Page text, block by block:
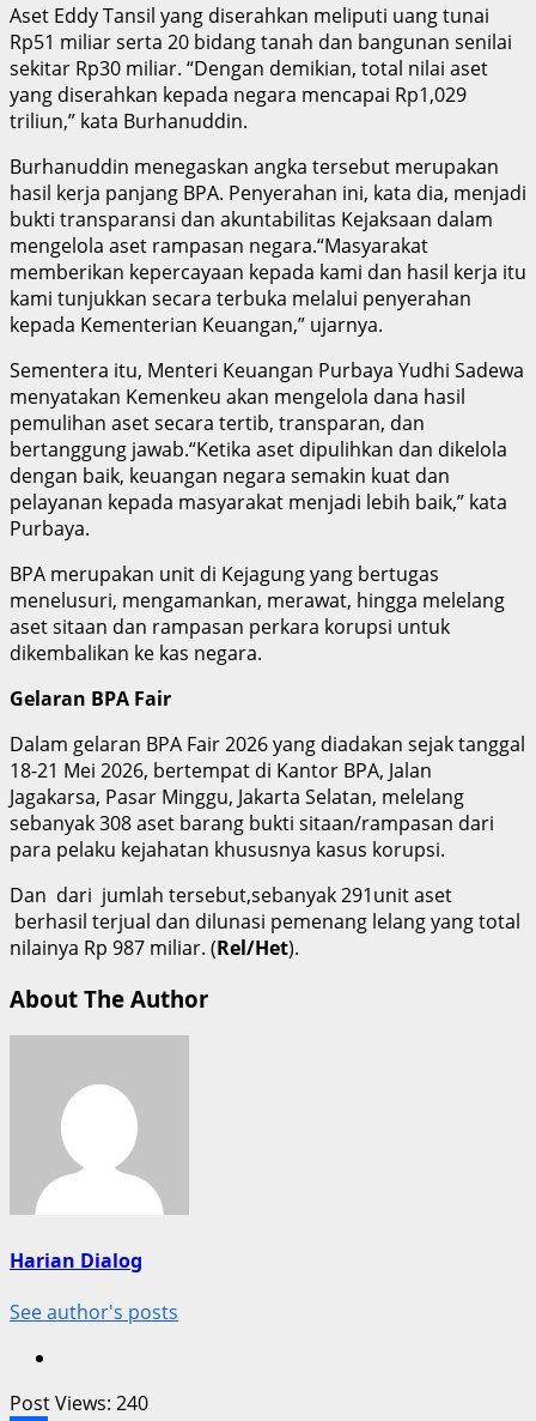
Aset Eddy Tansil yang diserahkan meliputi uang tunai
Rp51 miliar serta 20 bidang tanah dan bangunan senilai
sekitar Rp30 miliar. “Dengan demikian, total nilai aset
yang diserahkan kepada negara mencapai Rp1,029
triliun,” kata Burhanuddin.
Burhanuddin menegaskan angka tersebut merupakan
hasil kerja panjang BPA. Penyerahan ini, kata dia, menjadi
bukti transparansi dan akuntabilitas Kejaksaan dalam
mengelola aset rampasan negara.“Masyarakat
memberikan kepercayaan kepada kami dan hasil kerja itu
kami tunjukkan secara terbuka melalui penyerahan
kepada Kementerian Keuangan,” ujarnya.
Sementera itu, Menteri Keuangan Purbaya Yudhi Sadewa
menyatakan Kemenkeu akan mengelola dana hasil
pemulihan aset secara tertib, transparan, dan
bertanggung jawab.“Ketika aset dipulihkan dan dikelola
dengan baik, keuangan negara semakin kuat dan
pelayanan kepada masyarakat menjadi lebih baik,” kata
Purbaya.
BPA merupakan unit di Kejagung yang bertugas
menelusuri, mengamankan, merawat, hingga melelang
aset sitaan dan rampasan perkara korupsi untuk
dikembalikan ke kas negara.
Gelaran BPA Fair
Dalam gelaran BPA Fair 2026 yang diadakan sejak tanggal
18-21 Mei 2026, bertempat di Kantor BPA, Jalan
Jagakarsa, Pasar Minggu, Jakarta Selatan, melelang
sebanyak 308 aset barang bukti sitaan/rampasan dari
para pelaku kejahatan khususnya kasus korupsi.
Dan dari jumlah tersebut,sebanyak 291unit aset
berhasil terjual dan dilunasi pemenang lelang yang total
nilainya Rp 987 miliar. (Rel/Het).
About The Author
Harian Dialog
See author's posts
Post Views: 240